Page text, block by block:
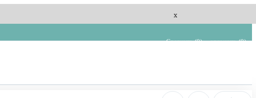
x
Сравнить (0) отложить (0)